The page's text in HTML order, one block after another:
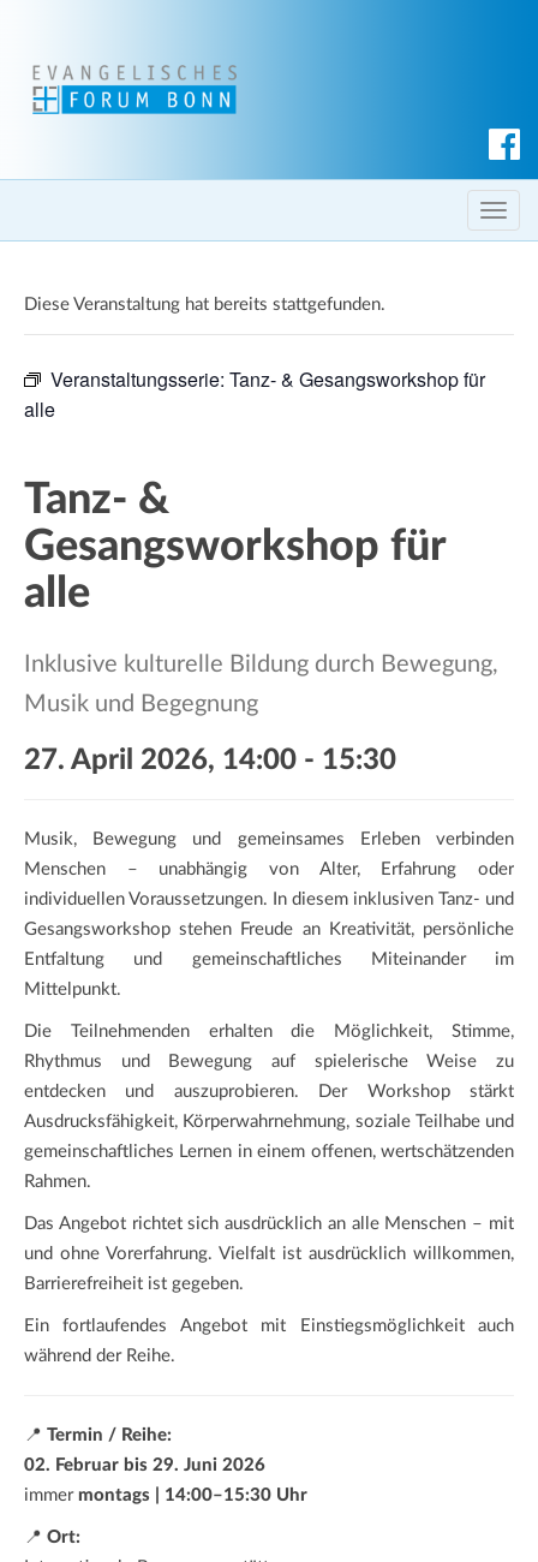
c
h T
o
l
n
Diese Veranstaltung hat bereits stattgefunden.
Veranstaltungsserie: Tanz- & Gesangsworkshop für
alle
Tanz- &
Gesangsworkshop für
alle
Inklusive kulturelle Bildung durch Bewegung,
Musik und Begegnung
27. April 2026, 14:00 - 15:30
Musik, Bewegung und gemeinsames Erleben verbinden
Menschen – unabhängig von Alter, Erfahrung oder
individuellen Voraussetzungen. In diesem inklusiven Tanz- und
Gesangsworkshop stehen Freude an Kreativität, persönliche
Entfaltung und gemeinschaftliches Miteinander im
Mittelpunkt.
Die Teilnehmenden erhalten die Möglichkeit, Stimme,
Rhythmus und Bewegung auf spielerische Weise zu
entdecken und auszuprobieren. Der Workshop stärkt
Ausdrucksfähigkeit, Körperwahrnehmung, soziale Teilhabe und
gemeinschaftliches Lernen in einem offenen, wertschätzenden
Rahmen.
Das Angebot richtet sich ausdrücklich an alle Menschen – mit
und ohne Vorerfahrung. Vielfalt ist ausdrücklich willkommen,
Barrierefreiheit ist gegeben.
Ein fortlaufendes Angebot mit Einstiegsmöglichkeit auch
während der Reihe.
📍 Termin / Reihe:
02. Februar bis 29. Juni 2026
immer montags | 14:00–15:30 Uhr
📍 Ort: